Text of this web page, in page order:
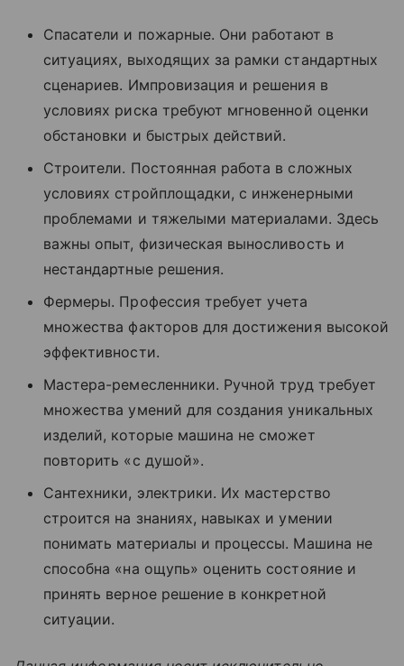
Спасатели и пожарные. Они работают в
ситуациях, выходящих за рамки стандартных
сценариев. Импровизация и решения в
условиях риска требуют мгновенной оценки
обстановки и быстрых действий.
Строители. Постоянная работа в сложных
условиях стройплощадки, с инженерными
проблемами и тяжелыми материалами. Здесь
важны опыт, физическая выносливость и
нестандартные решения.
Фермеры. Профессия требует учета
множества факторов для достижения высокой
эффективности.
Мастера-ремесленники. Ручной труд требует
множества умений для создания уникальных
изделий, которые машина не сможет
повторить «с душой».
Сантехники, электрики. Их мастерство
строится на знаниях, навыках и умении
понимать материалы и процессы. Машина не
способна «на ощупь» оценить состояние и
принять верное решение в конкретной
ситуации.